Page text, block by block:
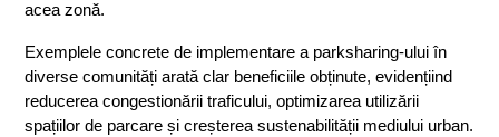
acea zonă.
Exemplele concrete de implementare a parksharing-ului în
diverse comunități arată clar beneficiile obținute, evidențiind
reducerea congestionării traficului, optimizarea utilizării
spațiilor de parcare și creșterea sustenabilității mediului urban.